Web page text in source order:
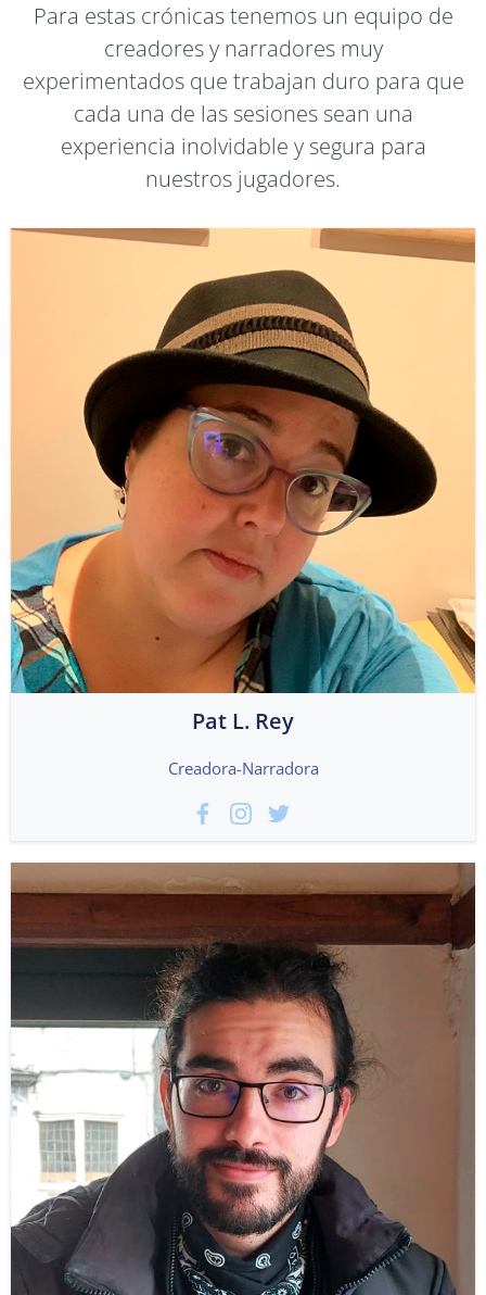
Para estas crónicas tenemos un equipo de
creadores y narradores muy
experimentados que trabajan duro para que
cada una de las sesiones sean una
experiencia inolvidable y segura para
nuestros jugadores.
Pat L. Rey
Creadora-Narradora